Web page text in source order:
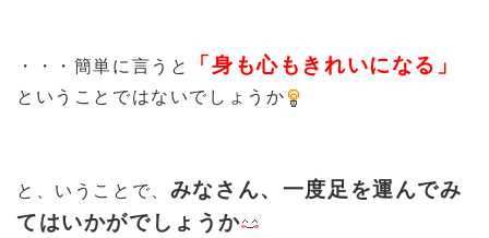
・・・簡単に言うと 「身も心もきれいになる」
ということではないでしょうか
と、いうことで、 みなさん、一度足を運んでみ
てはいかがでしょうか